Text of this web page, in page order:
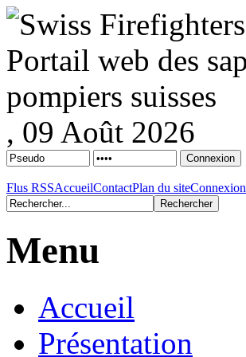
, 09 Août 2026
Flus RSSAccueilContactPlan du siteConnexion
Menu
Accueil
Présentation